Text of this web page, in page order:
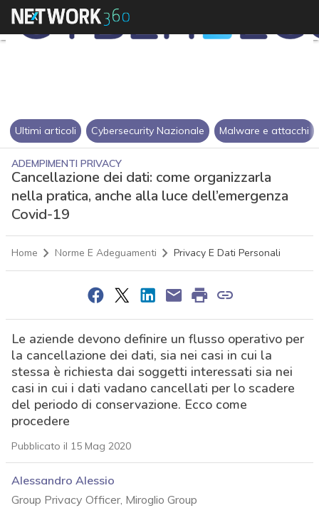
Ultimi articoli Cybersecurity Nazionale Malware e attacchi
ADEMPIMENTI PRIVACY
Cancellazione dei dati: come organizzarla
nella pratica, anche alla luce dell’emergenza
Covid-19
Home Norme E Adeguamenti Privacy E Dati Personali
Le aziende devono definire un flusso operativo per
la cancellazione dei dati, sia nei casi in cui la
stessa è richiesta dai soggetti interessati sia nei
casi in cui i dati vadano cancellati per lo scadere
del periodo di conservazione. Ecco come
procedere
Pubblicato il 15 Mag 2020
Alessandro Alessio
Group Privacy Officer, Miroglio Group